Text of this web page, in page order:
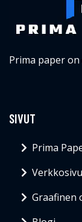
Prima paper
SIVUT
Prima
Graafinen